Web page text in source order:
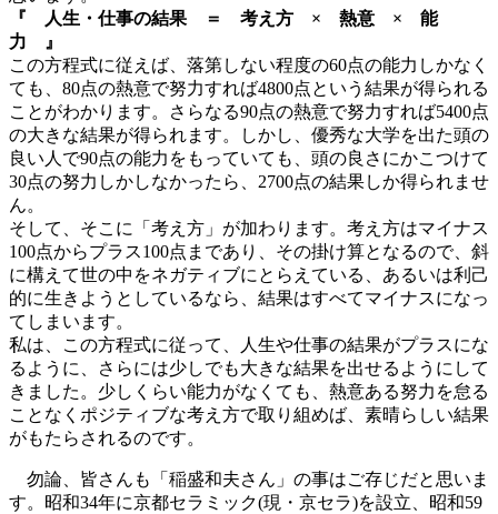
『 人生・仕事の結果 ＝ 考え方 × 熱意 × 能
力 』
この方程式に従えば、落第しない程度の60点の能力しかなく
ても、80点の熱意で努力すれば4800点という結果が得られる
ことがわかります。さらなる90点の熱意で努力すれば5400点
の大きな結果が得られます。しかし、優秀な大学を出た頭の
良い人で90点の能力をもっていても、頭の良さにかこつけて
30点の努力しかしなかったら、2700点の結果しか得られませ
ん。
そして、そこに「考え方」が加わります。考え方はマイナス
100点からプラス100点まであり、その掛け算となるので、斜
に構えて世の中をネガティブにとらえている、あるいは利己
的に生きようとしているなら、結果はすべてマイナスになっ
てしまいます。
私は、この方程式に従って、人生や仕事の結果がプラスにな
るように、さらには少しでも大きな結果を出せるようにして
きました。少しくらい能力がなくても、熱意ある努力を怠る
ことなくポジティブな考え方で取り組めば、素晴らしい結果
がもたらされるのです。
勿論、皆さんも「稲盛和夫さん」の事はご存じだと思いま
す。昭和34年に京都セラミック(現・京セラ)を設立、昭和59